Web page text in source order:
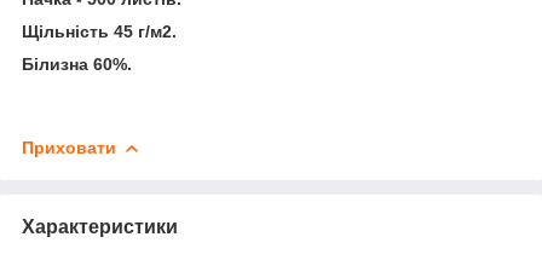
Щільність 45 г/м2.
Білизна 60%.
Приховати
Характеристики